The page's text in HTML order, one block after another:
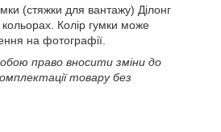
(стяжки для вантажу) Ділонг
Колір гумки може
на фотографії.
право вносити зміни до
товару без